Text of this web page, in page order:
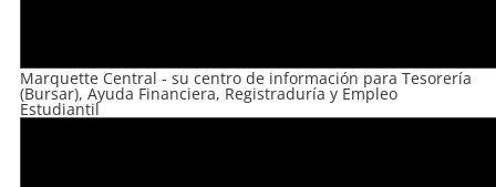
Marquette Central - su centro de información para Tesorería
(Bursar), Ayuda Financiera, Registraduría y Empleo
Estudiantil